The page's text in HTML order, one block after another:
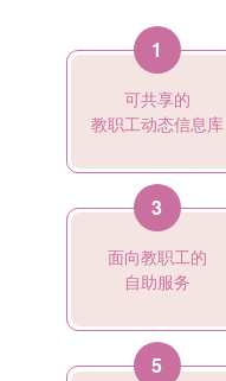
1
可共享的
教职工动态信息库
3
面向教职工的
自助服务
5